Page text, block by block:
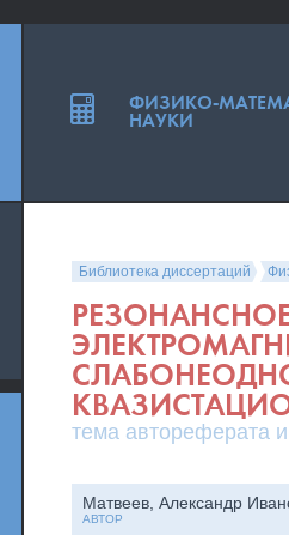
Библиотека диссертаций
тема автореферата
Матвеев, Александр
АВТОР
ФИЗИКО-
НАУКИ